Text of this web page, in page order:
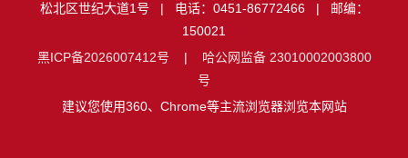
松北区世纪大道1号 | 电话：0451-86772466 | 邮编：
150021
黑ICP备2026007412号 | 哈公网监备 23010002003800
号
建议您使用360、Chrome等主流浏览器浏览本网站